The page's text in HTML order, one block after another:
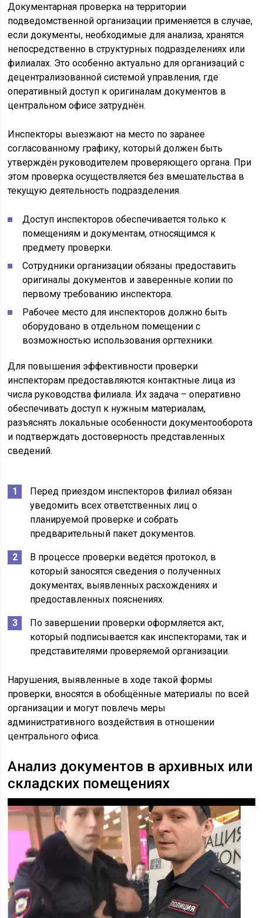
Документарная проверка на территории
подведомственной организации применяется в случае,
если документы, необходимые для анализа, хранятся
непосредственно в структурных подразделениях или
филиалах. Это особенно актуально для организаций с
децентрализованной системой управления, где
оперативный доступ к оригиналам документов в
центральном офисе затруднён.
Инспекторы выезжают на место по заранее
согласованному графику, который должен быть
утверждён руководителем проверяющего органа. При
этом проверка осуществляется без вмешательства в
текущую деятельность подразделения.
Доступ инспекторов обеспечивается только к
помещениям и документам, относящимся к
предмету проверки.
Сотрудники организации обязаны предоставить
оригиналы документов и заверенные копии по
первому требованию инспектора.
Рабочее место для инспекторов должно быть
оборудовано в отдельном помещении с
возможностью использования оргтехники.
Для повышения эффективности проверки
инспекторам предоставляются контактные лица из
числа руководства филиала. Их задача – оперативно
обеспечивать доступ к нужным материалам,
разъяснять локальные особенности документооборота
и подтверждать достоверность представленных
сведений.
Перед приездом инспекторов филиал обязан
уведомить всех ответственных лиц о
планируемой проверке и собрать
предварительный пакет документов.
В процессе проверки ведётся протокол, в
который заносятся сведения о полученных
документах, выявленных расхождениях и
предоставленных пояснениях.
По завершении проверки оформляется акт,
который подписывается как инспекторами, так и
представителями проверяемой организации.
Нарушения, выявленные в ходе такой формы
проверки, вносятся в обобщённые материалы по всей
организации и могут повлечь меры
административного воздействия в отношении
центрального офиса.
Анализ документов в архивных или
складских помещениях